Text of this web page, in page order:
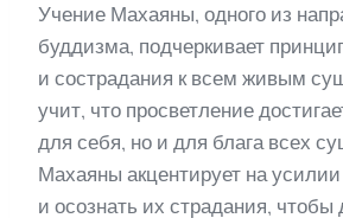
Учение Махаяны, одного из
буддизма, подчеркивает
и сострадания к всем живым
учит, что просветление
для себя, но и для блага всех
Махаяны акцентирует на
и осознать их страдания, чтобы